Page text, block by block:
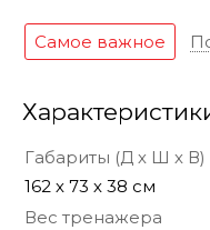
Самое важное
Габариты (Д х Ш х В)
162 х 73 х 38 cм
Вес тренажера